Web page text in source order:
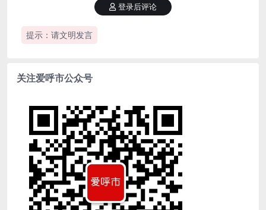
提示：请文明发言
登录后评论
关注爱呼市公众号